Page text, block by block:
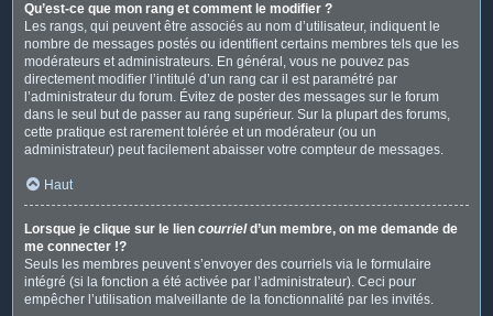
Qu’est-ce que mon rang et comment le modifier ?
Les rangs, qui peuvent être associés au nom d’utilisateur, indiquent le
nombre de messages postés ou identifient certains membres tels que les
modérateurs et administrateurs. En général, vous ne pouvez pas
directement modifier l’intitulé d’un rang car il est paramétré par
l’administrateur du forum. Évitez de poster des messages sur le forum
dans le seul but de passer au rang supérieur. Sur la plupart des forums,
cette pratique est rarement tolérée et un modérateur (ou un
administrateur) peut facilement abaisser votre compteur de messages.
Haut
Lorsque je clique sur le lien courrield’un membre, on me demande de
me connecter !?
Seuls les membres peuvent s’envoyer des courriels via le formulaire
intégré (si la fonction a été activée par l’administrateur). Ceci pour
empêcher l’utilisation malveillante de la fonctionnalité par les invités.